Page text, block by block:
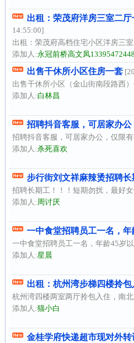
出租：荣茂府洋房三室二
14:55:00]
出租：荣茂府高档住宅小区洋房三
添加人:永冠前桥高文凤13395472448
出售干休所小区住房一套
出售干休所小区（金山街南段路西
添加人:白林昌
招聘抖音客服，可居家办
招聘抖音客服，可居家办公，仅限
添加人:杀死喜欢
步行街刘文祥麻辣烫招聘长
招聘长期工！！！短期勿扰，最好
添加人:周讨厌
一中食堂招聘员工一名，
一中食堂招聘员工一名，年龄45岁
添加人:星晨
出租：杭州湾步梯四楼拎
杭州湾四楼两室两厅拎包入住，南
添加人:猫小白
金桂学府快递超市现对外